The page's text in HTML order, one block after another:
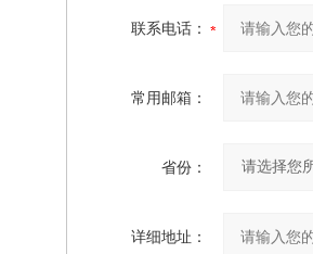
联系电话：
常用邮箱：
省份：
详细地址：